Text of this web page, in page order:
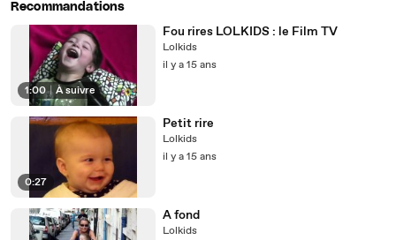
Recommandations
1:00 | À suivre
Fou rires LOLKIDS : le Film TV
Lolkids
il y a 15 ans
0:27
Petit rire
Lolkids
il y a 15 ans
A fond
Lolkids